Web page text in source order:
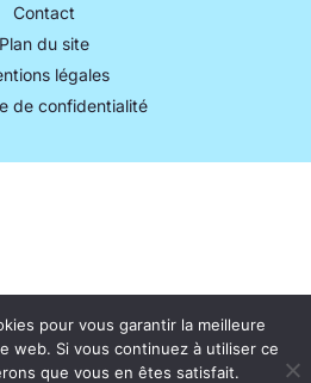
Contact
Plan du site
légales
de confidentialité
pour vous garantir la meilleure
web. Si vous continuez à utiliser ce
que vous en êtes satisfait.